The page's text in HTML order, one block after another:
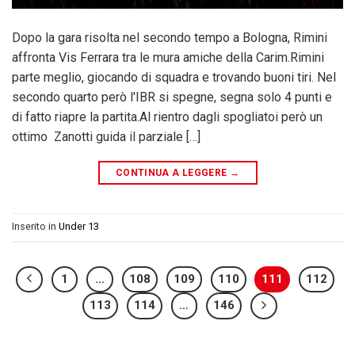
Dopo la gara risolta nel secondo tempo a Bologna, Rimini
affronta Vis Ferrara tra le mura amiche della Carim.Rimini
parte meglio, giocando di squadra e trovando buoni tiri. Nel
secondo quarto però l'IBR si spegne, segna solo 4 punti e
di fatto riapre la partita.Al rientro dagli spogliatoi però un
ottimo Zanotti guida il parziale […]
CONTINUA A LEGGERE →
Inserito in Under 13
1 … 108 109 110 111
112
113
114 … 146